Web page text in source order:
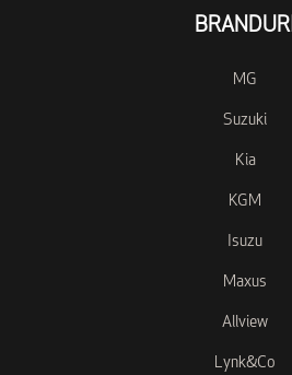
BRANDURI
MG
Suzuki
Kia
KGM
Isuzu
Maxus
Allview
Lynk&Co